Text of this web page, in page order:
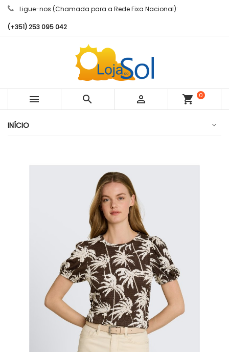
Ligue-nos (Chamada para a Rede Fixa Nacional):
(+351) 253 095 042
   shopping_cart
0
INÍCIO